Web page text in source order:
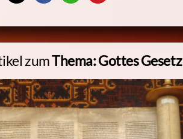
zumThema: Gottes Gesetz